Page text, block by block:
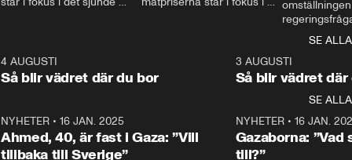
kommentator My
Rohwedder ställer
utbildnings- och
Mohamsson till svars.
Rohwedder ställer
statsminister Ulf Kristersson
centrum i
avsnittet av
Makten”. Se
Aftonbladets
Rohwedder
Thand Ring
SE ALLA
4 AUGUSTI
Så blir vädret där du bor
3 AUGUSTI
Så blir vädret där
SE ALLA
NYHETER• 16 JAN. 2025
Ahmed, 40, är fast i Gaza: ”Vill
tillbaka till Sverige”
NYHETER• 16 JAN.
Gazaborna:
till?”